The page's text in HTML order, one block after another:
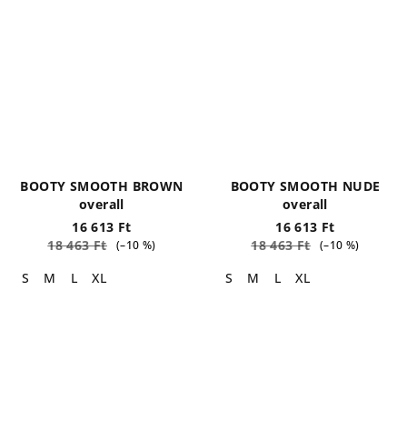
BOOTY SMOOTH BROWN
overall
16 613 Ft
18 463 Ft (–10 %)
S M L XL
BOOTY SMOOTH NUDE
overall
16 613 Ft
18 463 Ft (–10 %)
S M L XL